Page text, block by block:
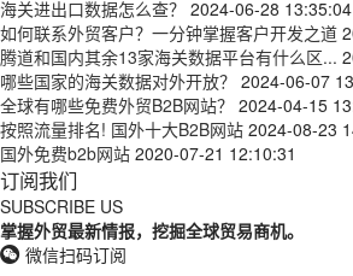
海关进出口数据怎么查？ 2024-06-28 13:35:04
如何联系外贸客户？一分钟掌握客户开发之道
腾道和国内其余13家海关数据平台有什么区...
哪些国家的海关数据对外开放？ 2024-06-07
全球有哪些免费外贸B2B网站？ 2024-04-15
按照流量排名! 国外十大B2B网站 2024-08-23
国外免费b2b网站 2020-07-21 12:10:31
订阅我们
SUBSCRIBE US
掌握外贸最新情报，挖掘全球贸易商机。
微信扫码订阅